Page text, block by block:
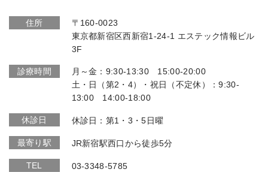
住所
〒160-0023
東京都新宿区西新宿1-24-1 エステック情報ビル
3F
診療時間
月～金：9:30-13:30 15:00-20:00
土・日（第2・4）・祝日（不定休）：9:30-
13:00 14:00-18:00
休診日 休診日：第1・3・5日曜
最寄り駅 JR新宿駅西口から徒歩5分
TEL 03-3348-5785